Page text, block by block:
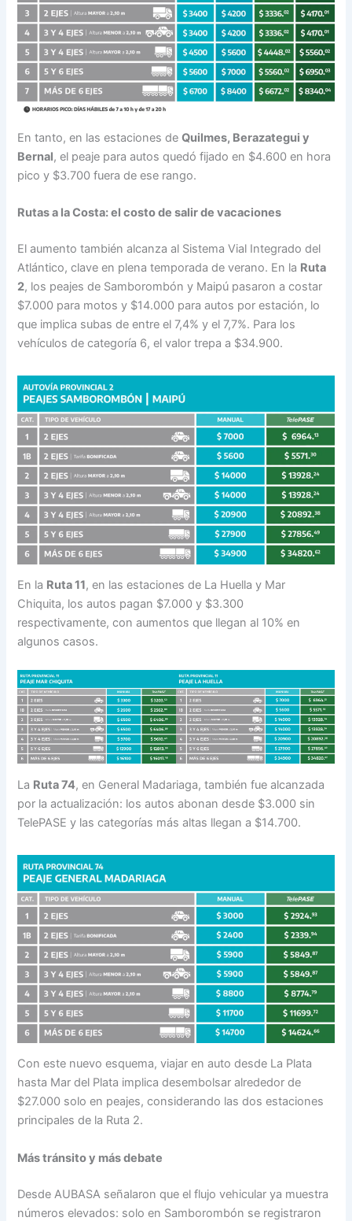
En tanto, en las estaciones deQuilmes, Berazategui y
Bernal, el peaje para autos quedó fijado en $4.600 en hora
pico y $3.700 fuera de ese rango.
Rutas a la Costa: el costo de salir de vacaciones
El aumento también alcanza al Sistema Vial Integrado del
Atlántico, clave en plena temporada de verano. En la Ruta
2, los peajes de Samborombón y Maipú pasaron a costar
$7.000 para motos y $14.000 para autos por estación, lo
que implica subas de entre el 7,4% y el 7,7%. Para los
vehículos de categoría 6, el valor trepa a $34.900.
En la Ruta 11, en las estaciones de La Huella y Mar
Chiquita, los autos pagan $7.000 y $3.300
respectivamente, con aumentos que llegan al 10% en
algunos casos.
La Ruta 74, en General Madariaga, también fue alcanzada
por la actualización: los autos abonan desde $3.000 sin
TelePASE y las categorías más altas llegan a $14.700.
Con este nuevo esquema, viajar en auto desde La Plata
hasta Mar del Plata implica desembolsar alrededor de
$27.000 solo en peajes, considerando las dos estaciones
principales de la Ruta 2.
Más tránsito y más debate
Desde AUBASA señalaron que el flujo vehicular ya muestra
números elevados: solo en Samborombón se registraron